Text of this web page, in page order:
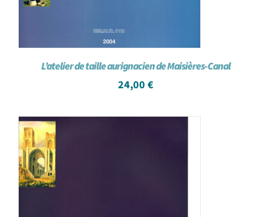
L’atelier de taille aurignacien de Maisières-Canal
24,00 €